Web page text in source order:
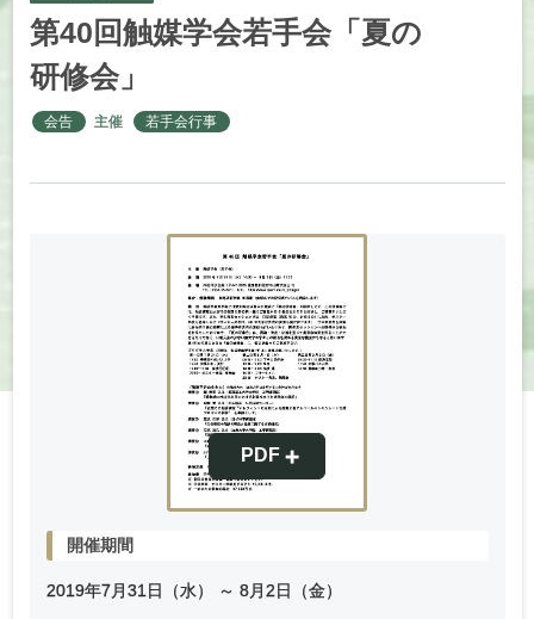
第40 回触媒学会若手会「夏の
研修会」
会告 主催 若手会行事
開催期間
2019年7月31日（水） ～ 8月2日（金）